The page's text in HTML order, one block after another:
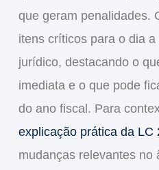
que geram penalidades.
itens críticos para o dia
jurídico, destacando o
imediata e o que pode
do ano fiscal. Para
explicação prática da LC
mudanças relevantes no